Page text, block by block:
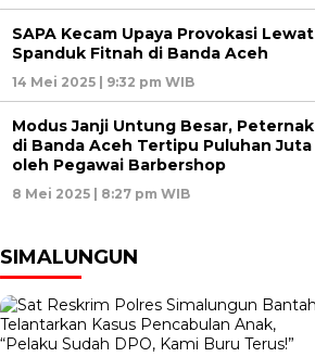
SAPA Kecam Upaya Provokasi Lewat
Spanduk Fitnah di Banda Aceh
14 Mei 2025 | 9:32 pm WIB
Modus Janji Untung Besar, Peternak
di Banda Aceh Tertipu Puluhan Juta
oleh Pegawai Barbershop
8 Mei 2025 | 8:27 pm WIB
SIMALUNGUN